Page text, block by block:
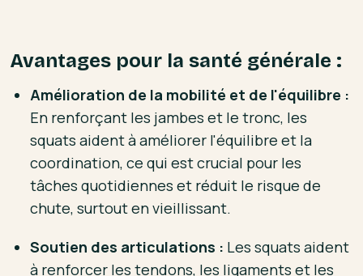
Avantages pour la santé générale :
Amélioration de la mobilité et de l'équilibre :
En renforçant les jambes et le tronc, les
squats aident à améliorer l'équilibre et la
coordination, ce qui est crucial pour les
tâches quotidiennes et réduit le risque de
chute, surtout en vieillissant.
Soutien des articulations : Les squats aident
à renforcer les tendons, les ligaments et les